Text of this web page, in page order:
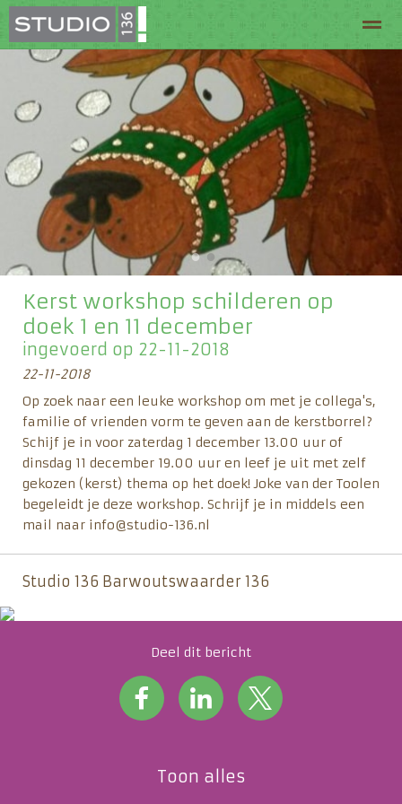
Welkom bij Studio 136 Routeplanner
Pagina's Zoeken
● ●
Kerst workshop schilderen op
doek 1 en 11 december
ingevoerd op 22-11-2018
22-11-2018
Op zoek naar een leuke workshop om met je collega's,
familie of vrienden vorm te geven aan de kerstborrel?
Schijf je in voor zaterdag 1 december 13.00 uur of
dinsdag 11 december 19.00 uur en leef je uit met zelf
gekozen (kerst) thema op het doek! Joke van der Toolen
begeleidt je deze workshop. Schrijf je in middels een
mail naar info@studio-136.nl
Studio 136 Barwoutswaarder 136
Deel dit bericht
Toon alles